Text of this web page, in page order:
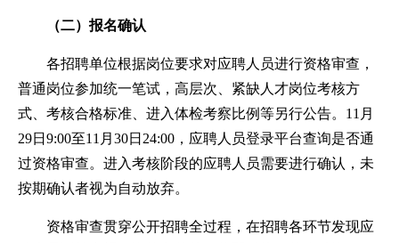
（二）报名确认
各招聘单位根据岗位要求对应聘人员进行资格审查，
普通岗位参加统一笔试，高层次、紧缺人才岗位考核方
式、考核合格标准、进入体检考察比例等另行公告。11月
29日9:00至11月30日24:00，应聘人员登录平台查询是否通
过资格审查。进入考核阶段的应聘人员需要进行确认，未
按期确认者视为自动放弃。
资格审查贯穿公开招聘全过程，在招聘各环节发现应